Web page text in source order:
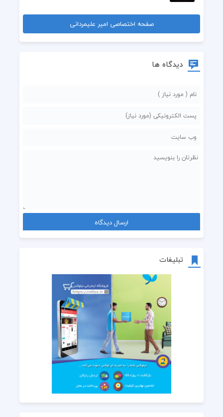
تبلیغات
صفحه اختصاصی امیر علیمردانی
دیدگاه ها